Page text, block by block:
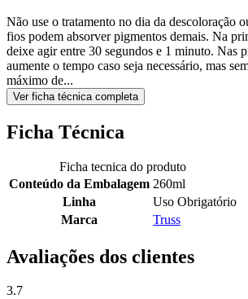
Não use o tratamento no dia da descoloração
fios podem absorver pigmentos demais. Na
deixe agir entre 30 segundos e 1 minuto. Nas
aumente o tempo caso seja necessário, mas
máximo de...
Ver ficha técnica completa
Ficha Técnica
Ficha tecnica do produto
Conteúdo da Embalagem 260ml
Linha
Uso Obrigatório
Marca
Truss
Avaliações dos clientes
3.7